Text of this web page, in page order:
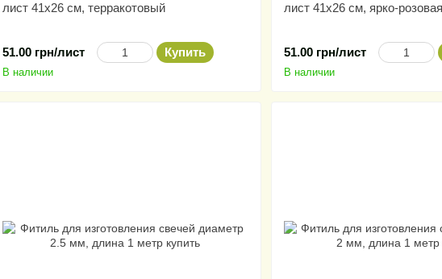
лист 41х26 см, терракотовый
51.00 грн/лист Купить
В наличии
лист 41х26 см, ярко-розовая
51.00 грн/лист
В наличии